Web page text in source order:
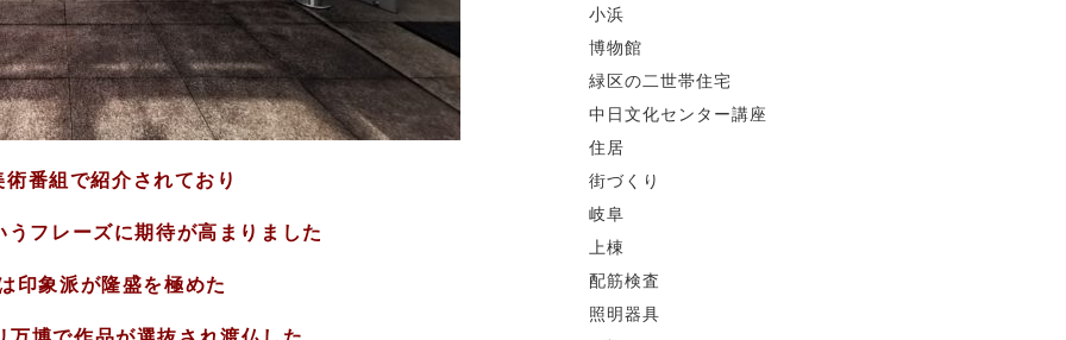
番組で紹介されており
うフレーズに期待が高まりました
印象派が隆盛を極めた
小浜
博物館
緑区の二世帯住宅
中日文化センター講座
住居
街づくり
岐阜
上棟
配筋検査
照明器具